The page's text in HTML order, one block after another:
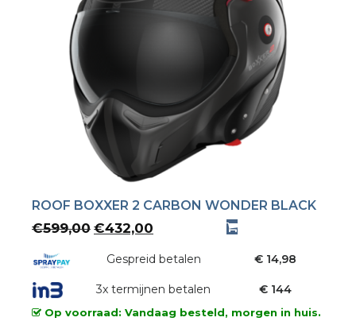
ROOF BOXXER 2 CARBON WONDER BLACK
€599,00 Oorspronkelijke
was:
€432,00
is:
Gespreid betalen € 14,98
3x termijnen betalen € 144
Op voorraad: Vandaag besteld, morgen in huis.